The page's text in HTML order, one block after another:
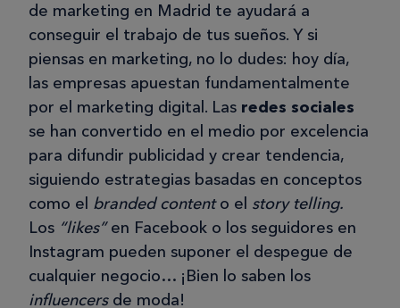
de marketing en Madrid te ayudará a
conseguir el trabajo de tus sueños. Y si
piensas en marketing, no lo dudes: hoy día,
las empresas apuestan fundamentalmente
por el marketing digital. Las redes sociales
se han convertido en el medio por excelencia
para difundir publicidad y crear tendencia,
siguiendo estrategias basadas en conceptos
como el branded contento el story telling.
Los “likes”en Facebook o los seguidores en
Instagram pueden suponer el despegue de
cualquier negocio… ¡Bien lo saben los
influencersde moda!